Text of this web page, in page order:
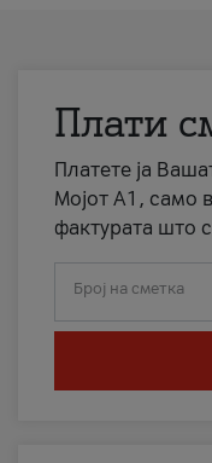
Плати
Платете ја
Мојот А1, само
фактурата што
Број на сметка